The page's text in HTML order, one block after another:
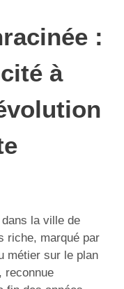
:
à
dans la ville de
riche, marqué par
métier sur le plan
reconnue